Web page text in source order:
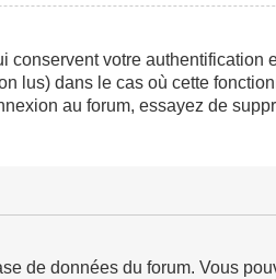
votre authentification
lus) dans le cas où cette
au forum, essayez de
de données du forum. Vous